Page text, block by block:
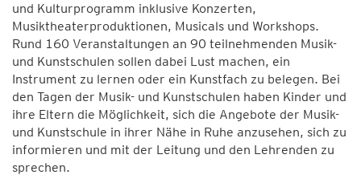
und Kulturprogramm inklusive Konzerten,
Musiktheaterproduktionen, Musicals und Workshops.
Rund 160 Veranstaltungen an 90 teilnehmenden Musik-
und Kunstschulen sollen dabei Lust machen, ein
Instrument zu lernen oder ein Kunstfach zu belegen. Bei
den Tagen der Musik- und Kunstschulen haben Kinder und
ihre Eltern die Möglichkeit, sich die Angebote der Musik-
und Kunstschule in ihrer Nähe in Ruhe anzusehen, sich zu
informieren und mit der Leitung und den Lehrenden zu
sprechen.